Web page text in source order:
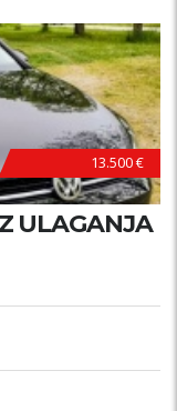
13.500 €
ULAGANJA